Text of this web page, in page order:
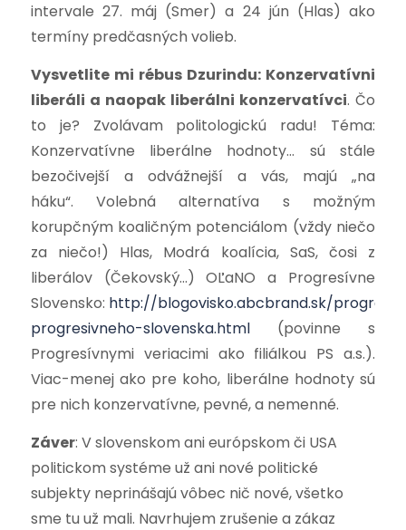
intervale 27. máj (Smer) a 24 jún (Hlas) ako
termíny predčasných volieb.
Vysvetlite mi rébus Dzurindu: Konzervatívni
liberáli a naopak liberálni konzervatívci. Čo
to je? Zvolávam politologickú radu! Téma:
Konzervatívne liberálne hodnoty… sú stále
bezočivejší a odvážnejší a vás, majú „na
háku“.Volebná alternatíva s možným
korupčným koaličným potenciálom (vždy niečo
za niečo!) Hlas, Modrá koalícia, SaS, čosi z
liberálov (Čekovský…) OĽaNO a Progresívne
Slovensko: http://blogovisko.abcbrand.sk/program-
progresivneho-slovenska.html
(povinne s
Progresívnymi veriacimi ako filiálkou PS a.s.).
Viac-menej ako pre koho, liberálne hodnoty sú
pre nich konzervatívne, pevné, a nemenné.
Záver: V slovenskom ani európskom či USA
politickom systéme už ani nové politické
subjekty neprinášajú vôbec nič nové, všetko
sme tu už mali. Navrhujem zrušenie a zákaz